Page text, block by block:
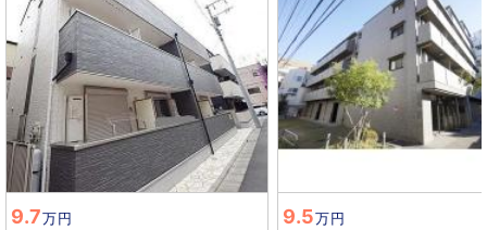
9.7万円
9.5万円